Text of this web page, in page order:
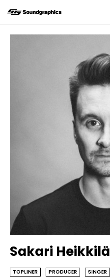
Sakari Heikkilä
TOPLINER PRODUCER SINGER